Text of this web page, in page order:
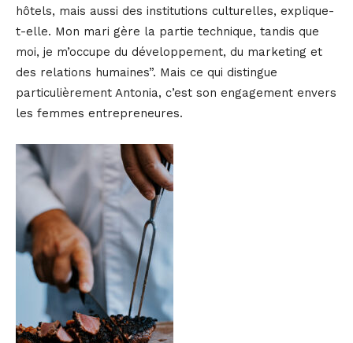
hôtels, mais aussi des institutions culturelles, explique-
t-elle. Mon mari gère la partie technique, tandis que
moi, je m’occupe du développement, du marketing et
des relations humaines”. Mais ce qui distingue
particulièrement Antonia, c’est son engagement envers
les femmes entrepreneures.